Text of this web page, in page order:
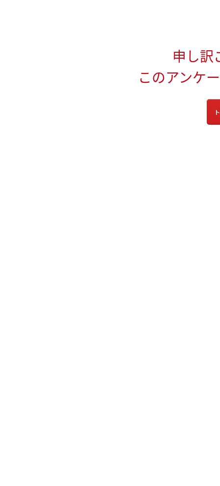
申し訳
このアンケ